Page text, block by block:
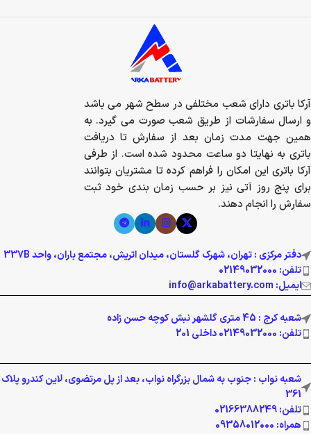
آرکا باتری دارای شعب مختلفی در سطح شهر می باشد
و ارسال سفارشات از طریق شعب صورت می گیرد. به
همین جهت مدت زمان بعد از سفارش تا دریافت
باتری به نهایتا دو ساعت محدود شده است. از طرفی
آرکا باتری این امکان را فراهم کرده تا مشتریان بتوانند
برای پنج روز آتی نیز بر حسب زمان بندی خود ثبت
سفارش را انجام دهند.
دفتر مرکزی : تهران، شهرک گلستان، میدان اتریش، مجتمع باران، واحد 337B
تلفن: 02149032000
ایمیل: info@arkabattery.com
شعبه کرج : 45 متری گلشهر نبش کوچه حسن زاده
تلفن: 02149032000 داخلی 201
شعبه نواب : جنوب به شمال بزرگراه نواب، بعد از پل مرتضوی، لاین کندرو پلاک
361
تلفن: 02166388249
همراه: 09358012000